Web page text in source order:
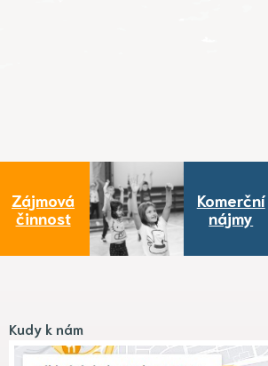
Zájmová
činnost
Komerční
nájmy
Kudy k nám